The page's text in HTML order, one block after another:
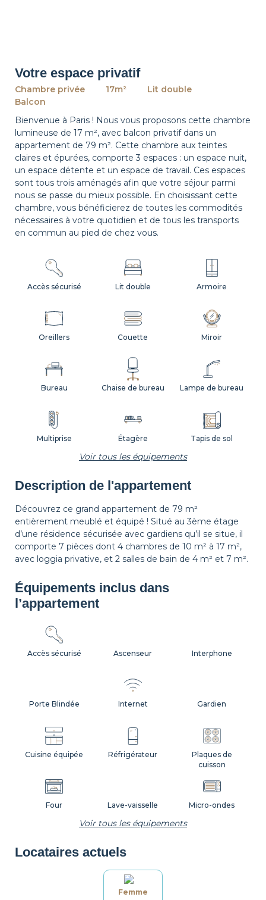
Votre espace privatif
Chambre privée 17m²
Lit double
Balcon
Bienvenue à Paris ! Nous vous proposons cette chambre
lumineuse de 17 m², avec balcon privatif dans un
appartement de 79 m². Cette chambre aux teintes
claires et épurées, comporte 3 espaces : un espace nuit,
un espace détente et un espace de travail. Ces espaces
sont tous trois aménagés afin que votre séjour parmi
nous se passe du mieux possible. En choisissant cette
chambre, vous bénéficierez de toutes les commodités
nécessaires à votre quotidien et de tous les transports
en commun au pied de chez vous.
Lampe de bureau
Corbeille à papier
Rideaux
Multiprise
Décorations
Volets
Oreillers Couette
Bureau
Armoire
Étagère
Table de chevet Lampe de chevet
Tapis de sol
Miroir
Chaise de bureau
Accès sécurisé Lit double
Balcon
Voir tous les équipements
Description de l'appartement
Découvrez ce grand appartement de 79 m²
entièrement meublé et équipé ! Situé au 3ème étage
d’une résidence sécurisée avec gardiens qu’il se situe, il
comporte 7 pièces dont 4 chambres de 10 m² à 17 m²,
avec loggia privative, et 2 salles de bain de 4 m² et 7 m².
Équipements inclus dans
l’appartement
Internet
Cuisine équipée Réfrigérateur
Micro-ondes
Four
Plaques de
cuisson
Machine à café Grille-pain
Accès sécurisé
Lave-vaisselle
Ascenseur Interphone
Gardien
Porte Blindée
Voir tous les équipements
Locataires actuels
Femme